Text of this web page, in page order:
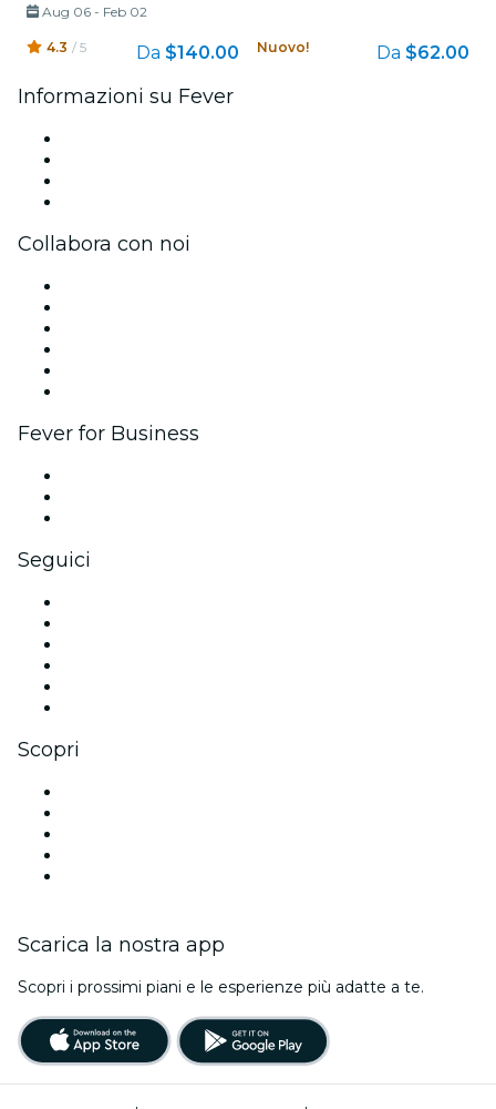
Aug 06- Feb 02
4.3 / 5 Da $140.00 Nuovo! Da $62.00
Informazioni su Fever
Collabora con noi
Fever for Business
Seguici
Scopri
Scarica la nostra app
Scopri i prossimi piani e le esperienze più adatte a te.